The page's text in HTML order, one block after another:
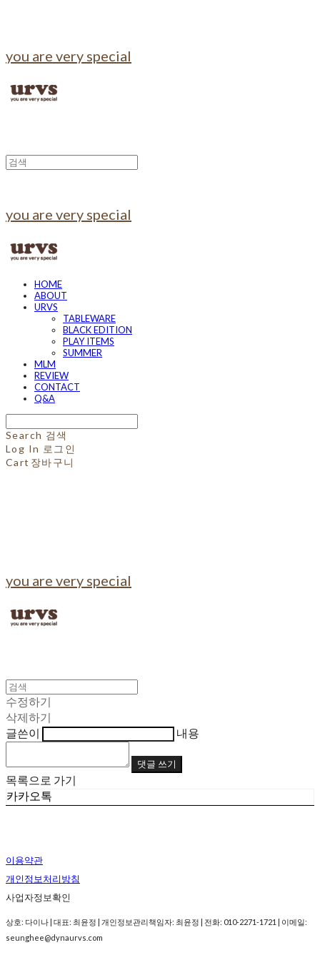
you are very special
you are very special
HOME
ABOUT
URVS
TABLEWARE
BLACK EDITION
PLAY ITEMS
SUMMER
MLM
REVIEW
CONTACT
Q&A
Search 검색
Log In 로그인
Cart 장바구니
you are very special
수정하기
삭제하기
글쓴이
내용
댓글 쓰기
목록으로 가기
카카오톡
이용약관
개인정보처리방침
사업자정보확인
상호: 다이나 | 대표: 최윤정 | 개인정보관리책임자: 최윤정 | 전화: 010-2271-1721 | 이메일:
seunghee@dynaurvs.com